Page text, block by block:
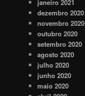
janeiro 2021
dezembro 2020
novembro 2020
outubro 2020
setembro 2020
agosto 2020
julho 2020
junho 2020
maio 2020